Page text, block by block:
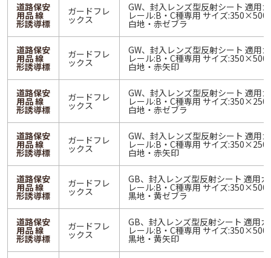
道路保安
用品 線
形誘導標
ガードフレ
ックス
GW、封入レンズ型反射シート 適用
レール:B・C種専用 サイズ:350×500
白地・赤ゼブラ
道路保安
用品 線
形誘導標
ガードフレ
ックス
GW、封入レンズ型反射シート 適用
レール:B・C種専用 サイズ:350×500
白地・赤矢印
道路保安
用品 線
形誘導標
ガードフレ
ックス
GW、封入レンズ型反射シート 適用
レール:B・C種専用 サイズ:350×250
白地・赤ゼブラ
道路保安
用品 線
形誘導標
ガードフレ
ックス
GW、封入レンズ型反射シート 適用
レール:B・C種専用 サイズ:350×250
白地・赤矢印
道路保安
用品 線
形誘導標
ガードフレ
ックス
GB、封入レンズ型反射シート 適用
レール:B・C種専用 サイズ:350×500
黒地・黄ゼブラ
道路保安
用品 線
形誘導標
ガードフレ
ックス
GB、封入レンズ型反射シート 適用
レール:B・C種専用 サイズ:350×500
黒地・黄矢印